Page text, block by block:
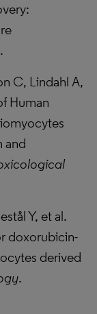
C, Lindahl A,
Human
and
Y, et al.
doxorubicin-
derived
.